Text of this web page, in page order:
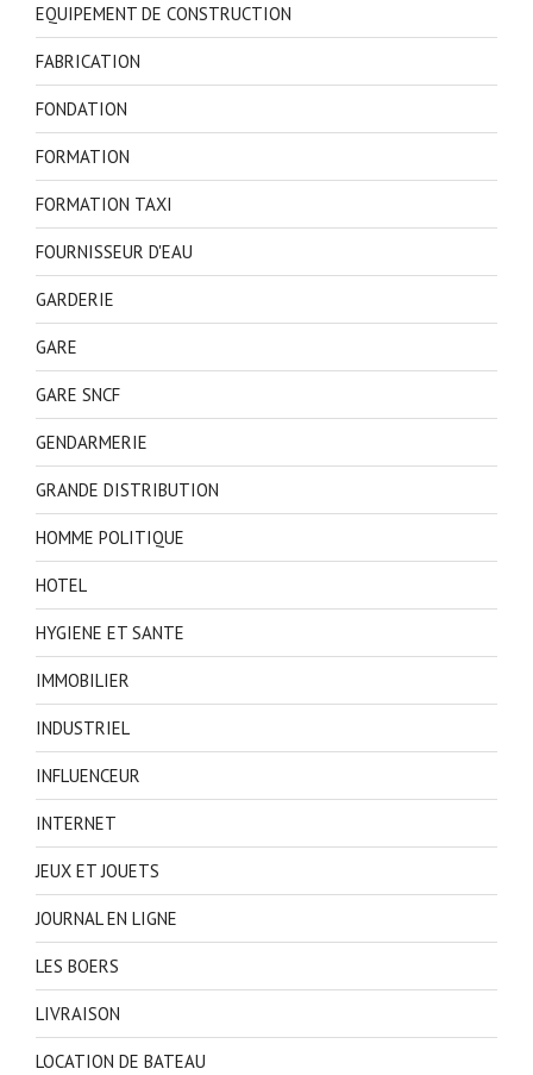
EQUIPEMENT DE CONSTRUCTION
FABRICATION
FONDATION
FORMATION
FORMATION TAXI
FOURNISSEUR D'EAU
GARDERIE
GARE
GARE SNCF
GENDARMERIE
GRANDE DISTRIBUTION
HOMME POLITIQUE
HOTEL
HYGIENE ET SANTE
IMMOBILIER
INDUSTRIEL
INFLUENCEUR
INTERNET
JEUX ET JOUETS
JOURNAL EN LIGNE
LES BOERS
LIVRAISON
LOCATION DE BATEAU